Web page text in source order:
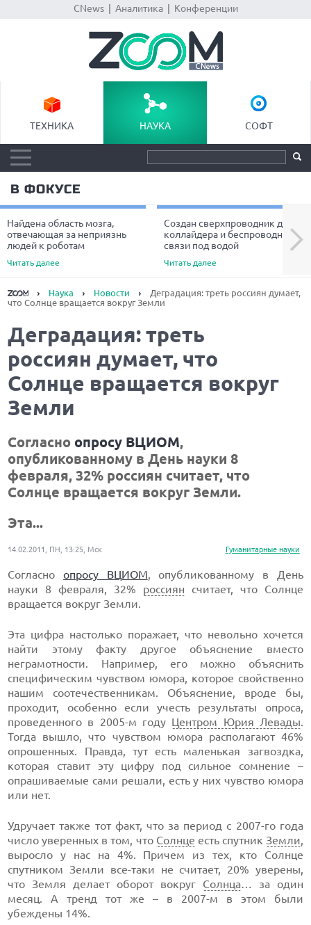
CNews| Аналитика| Конференции
ТЕХНИКА НАУКА СОФТ
В ФОКУСЕ
Найдена область мозга,
отвечающая за неприязнь
людей к роботам
Читать далее
Создан сверхпроводник для
коллайдера и беспроводной
связи под водой
Читать далее
Next
Наука Новости
Деградация: треть россиян думает,
что Солнце вращается вокруг Земли
Деградация: треть
россиян думает, что
Солнце вращается вокруг
Земли
Согласно опросу ВЦИОМ,
опубликованному в День науки 8
февраля, 32% россиян считает, что
Солнце вращается вокруг Земли.
Эта...
Гуманитарные науки
14.02.2011, ПН, 13:25, Мск
Согласно опросу ВЦИОМ, опубликованному в День
науки 8 февраля, 32% россиян считает, что Солнце
вращается вокруг Земли.
Эта цифра настолько поражает, что невольно хочется
найти этому факту другое объяснение вместо
неграмотности. Например, его можно объяснить
специфическим чувством юмора, которое свойственно
нашим соотечественникам. Объяснение, вроде бы,
проходит, особенно если учесть результаты опроса,
проведенного в 2005-м году Центром Юрия Левады.
Тогда вышло, что чувством юмора располагают 46%
опрошенных. Правда, тут есть маленькая загвоздка,
которая ставит эту цифру под сильное сомнение –
опрашиваемые сами решали, есть у них чувство юмора
или нет.
Удручает также тот факт, что за период с 2007-го года
число уверенных в том, что Солнце есть спутник Земли,
выросло у нас на 4%. Причем из тех, кто Солнце
спутником Земли все-таки не считает, 20% уверены,
что Земля делает оборот вокруг Солнца… за один
месяц. А тренд тот же – в 2007-м в этом были
убеждены 14%.